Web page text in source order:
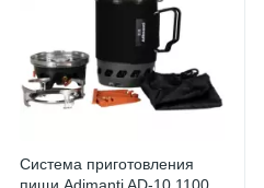
Система приготовления